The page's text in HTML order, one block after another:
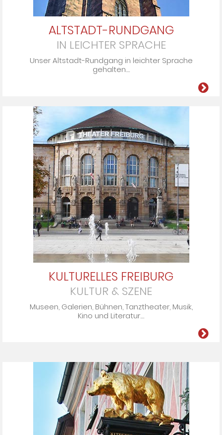
ALTSTADT-RUNDGANG
IN LEICHTER SPRACHE
Un­ser Alt­stadt-Rund­gang in leich­ter Spra­che
ge­hal­ten....
KULTURELLES FREIBURG
KULTUR & SZENE
Mu­seen, Ga­le­rien, Büh­nen, Tanz­the­ater, Mu­sik,
Ki­no und Li­te­ra­tur....